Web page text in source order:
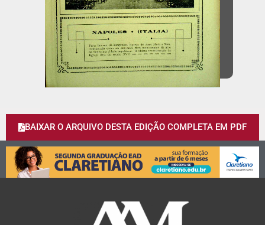
BAIXAR O ARQUIVO DESTA EDIÇÃO COMPLETA EM PDF